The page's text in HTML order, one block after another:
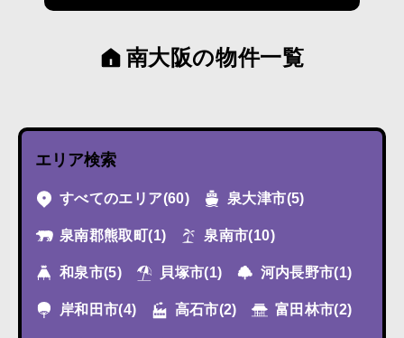
南大阪の物件一覧
エリア検索
すべてのエリア(60) 泉大津市(5)
泉南郡熊取町(1) 泉南市(10)
和泉市(5) 貝塚市(1) 河内長野市(1)
岸和田市(4) 高石市(2) 富田林市(2)